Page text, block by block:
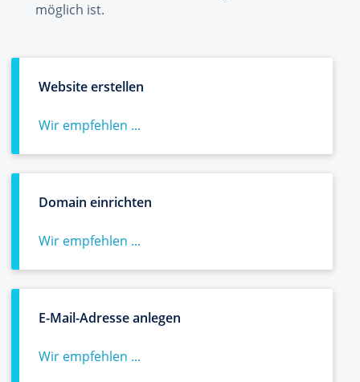
möglich ist.
Website erstellen
Wir empfehlen ...
Domain einrichten
Wir empfehlen ...
E-Mail-Adresse anlegen
Wir empfehlen ...